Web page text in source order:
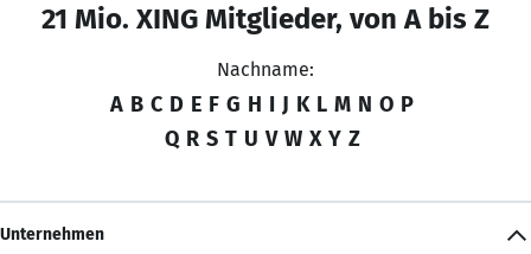
21 Mio. XING Mitglieder, von A bis Z
Nachname:
A B C D E F G H I J K L M N O P
Q R S T U V W X Y Z
Unternehmen